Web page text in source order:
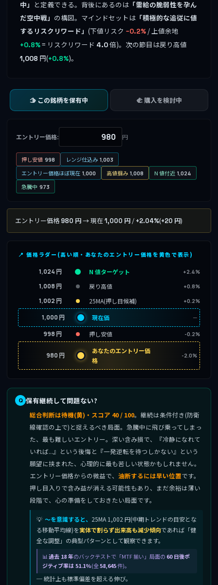
中」 と定義できる。背後にあるのは 「需給の脆弱性を孕ん
だ空中戦」 の構図。マインドセットは 「積極的な追従に値
するリスクリワード」 (下値リスク −0.2% / 上値余地
+0.8%= リスクリワード 4.0倍)。次の節目は戻り高値
1,008 円(+0.8%)。
🫱 この銘柄を保有中 🫲 購入を検討中
エントリー価格: 円
押し安値 998 レンジ仕込み 1,003
エントリー価格ほぼ現在 1,000 高値掴み 1,008 N 値付近 1,024
急騰中 973
エントリー価格 980 円→ 現在1,000 円 / +2.04%(+20 円)
📍 価格ラダー(高い順・あなたのエントリー価格を黄色で表示)
1,024 円 N 値ターゲット +2.4%
1,008 円 戻り高値 +0.8%
1,002 円 25MA(押し目候補) +0.2%
1,000 円 現在価 ─
998 円 押し安値 -0.2%
980 円
あなたのエントリー価
格
-2.0%
保有継続して問題ない?
総合判断は待機(黄)・スコア 40 / 100。継続は条件付き(防衛
線確認の上で)と捉えるべき局面。急騰中に飛び乗ってしまっ
た、最も難しいエントリー。深い含み損で、『冷静になれて
いれば...』という後悔と『一発逆転を待つしかない』という
願望に挟まれた、心理的に最も苦しい状態かもしれません。
エントリー価格からの微益で、 油断するには早い位置です。
押し目入りで含み益が消える可能性もあり、まだ余裕は薄い
段階で、心の準備をしておきたい局面です。
〜を意識すると、 25MA 1,002 円(中期トレンドの目安とな
る移動平均線)を実体で割らず出来高も減少傾向であれば「健
全な調整」の典型パターンとして観察できます。
過去 18 年のバックテストで「MTF 揃い」局面の 60 日後ポ
ジティブ率は 51.1%(全58,645件)。
─ 統計上も標準偏差を超える伸び。